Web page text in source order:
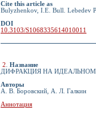
Cite this article as
Bulyzhenkov, I.E. Bull. Lebedev
DOI
10.3103/S1068335614010011
2
Название
ДИФРАКЦИЯ НА
Авторы
А. В. Боровский, А. Л. Галкин
Аннотация